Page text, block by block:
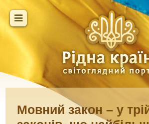
Мовний закон – у